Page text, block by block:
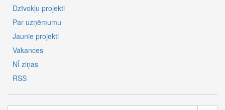
Dzīvokļu projekti
Par uzņēmumu
Jaunie projekti
Vakances
NĪ ziņas
RSS